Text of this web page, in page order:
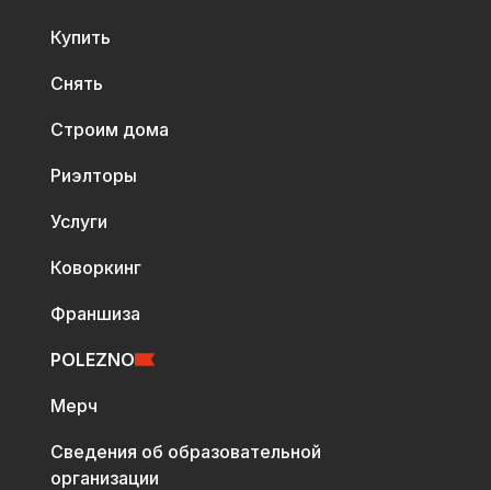
Купить
Снять
Строим дома
Риэлторы
Услуги
Коворкинг
Франшиза
POLEZNO
Мерч
Сведения об образовательной
организации